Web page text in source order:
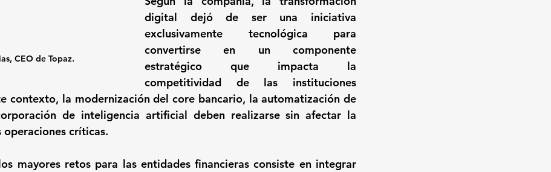
CEO de Topaz.
digital dejó de ser una iniciativa
exclusivamente tecnológica para
convertirse en un componente
estratégico que impacta la
competitividad de las instituciones
contexto, la modernización del core bancario, la automatización de
de inteligencia artificial deben realizarse sin afectar la
críticas.
mayores retos para las entidades financieras consiste en integrar